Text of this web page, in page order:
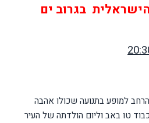
בגרוב ים
למופע בתנועה שכולו אהבה
טו באב וליום הולדתה של העיר